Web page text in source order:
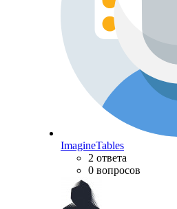
ImagineTables
2 ответа
0 вопросов